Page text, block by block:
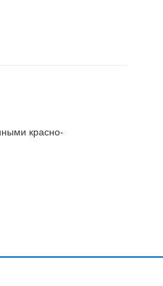
красно-